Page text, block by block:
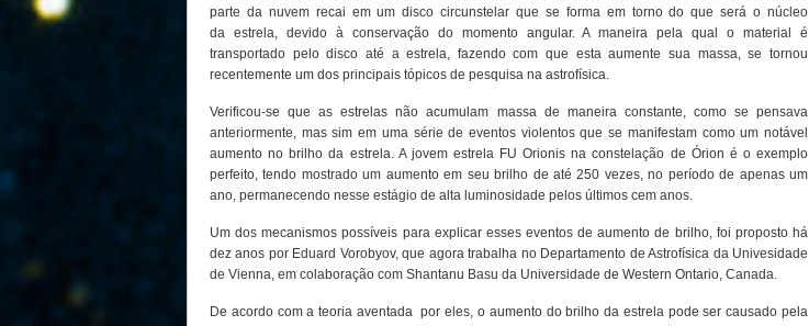
parte da nuvem recai em um disco circunstelar que se forma em torno do que será o núcleo
da estrela, devido à conservação do momento angular. A maneira pela qual o material é
transportado pelo disco até a estrela, fazendo com que esta aumente sua massa, se tornou
recentemente um dos principais tópicos de pesquisa na astrofísica.
Verificou-se que as estrelas não acumulam massa de maneira constante, como se pensava
anteriormente, mas sim em uma série de eventos violentos que se manifestam como um notável
aumento no brilho da estrela. A jovem estrela FU Orionis na constelação de Órion é o exemplo
perfeito, tendo mostrado um aumento em seu brilho de até 250 vezes, no período de apenas um
ano, permanecendo nesse estágio de alta luminosidade pelos últimos cem anos.
Um dos mecanismos possíveis para explicar esses eventos de aumento de brilho, foi proposto há
dez anos por Eduard Vorobyov, que agora trabalha no Departamento de Astrofísica da Univesidade
de Vienna, em colaboração com Shantanu Basu da Universidade de Western Ontario, Canada.
De acordo com a teoria aventada por eles, o aumento do brilho da estrela pode ser causado pela